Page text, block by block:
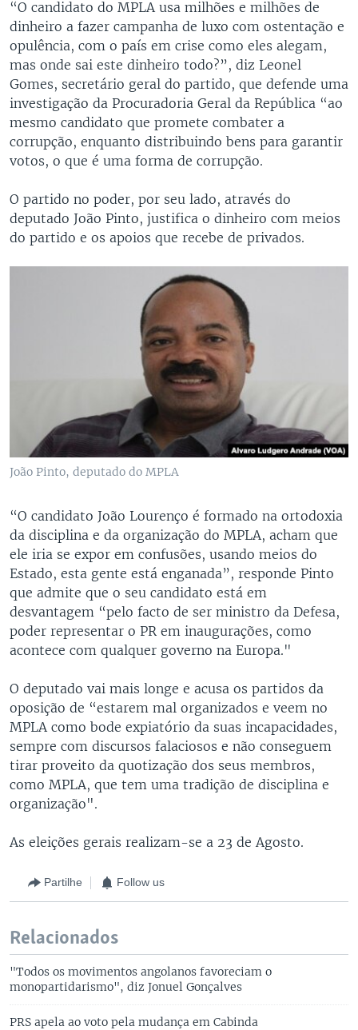
“O candidato do MPLA usa milhões e milhões de
dinheiro a fazer campanha de luxo com ostentação e
opulência, com o país em crise como eles alegam,
mas onde sai este dinheiro todo?”, diz Leonel
Gomes, secretário geral do partido, que defende uma
investigação da Procuradoria Geral da República “ao
mesmo candidato que promete combater a
corrupção, enquanto distribuindo bens para garantir
votos, o que é uma forma de corrupção.
O partido no poder, por seu lado, através do
deputado João Pinto, justifica o dinheiro com meios
do partido e os apoios que recebe de privados.
João Pinto, deputado do MPLA
“O candidato João Lourenço é formado na ortodoxia
da disciplina e da organização do MPLA, acham que
ele iria se expor em confusões, usando meios do
Estado, esta gente está enganada”, responde Pinto
que admite que o seu candidato está em
desvantagem “pelo facto de ser ministro da Defesa,
poder representar o PR em inaugurações, como
acontece com qualquer governo na Europa."
O deputado vai mais longe e acusa os partidos da
oposição de “estarem mal organizados e veem no
MPLA como bode expiatório da suas incapacidades,
sempre com discursos falaciosos e não conseguem
tirar proveito da quotização dos seus membros,
como MPLA, que tem uma tradição de disciplina e
organização".
As eleições gerais realizam-se a 23 de Agosto.
Partilhe Follow us
Relacionados
"Todos os movimentos angolanos favoreciam o
monopartidarismo", diz Jonuel Gonçalves
PRS apela ao voto pela mudança em Cabinda